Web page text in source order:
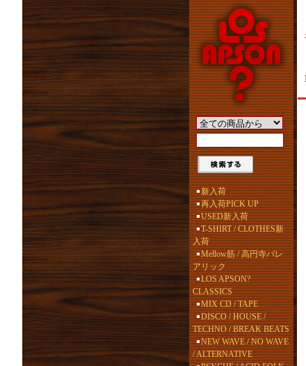
新入荷
再入荷PICK UP
USED新入荷
T-SHIRT / CLOTHES新
入荷
Mellow筋 / 高円寺バレ
アリック
LOS APSON?
CLASSICS
MIX CD / TAPE
DISCO / HOUSE /
TECHNO / BREAK BEATS
NEW WAVE / NO WAVE
/ ALTERNATIVE